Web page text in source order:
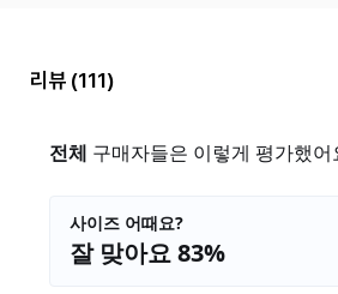
리뷰 (111)